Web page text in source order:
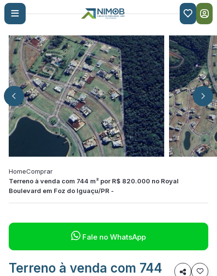

HomeComprar
Terreno à venda com 744 m² por R$ 820.000 no Royal
Boulevard em Foz do Iguaçu/PR -
 Fale no WhatsApp
Terreno à venda com 744
